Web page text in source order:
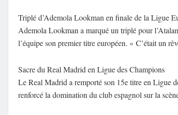
Triplé d’Ademola Lookman en finale de la Ligue
Ademola Lookman a marqué un triplé pour
l’équipe son premier titre européen. « C’était un
Sacre du Real Madrid en Ligue des Champions
Le Real Madrid a remporté son 15e titre en Ligue
renforcé la domination du club espagnol sur la